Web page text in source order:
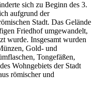
sich zu Beginn des 3.
aufgrund der
Stadt. Das Gelände
Friedhof umgewandelt,
wurde. Insgesamt wurden
Gold- und
Tongefäßen,
Wohngebiets der Stadt
römischer und